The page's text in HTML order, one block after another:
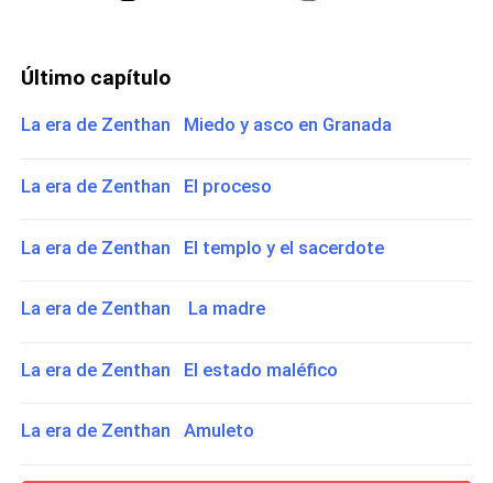
Último capítulo
La era de Zenthan Miedo y asco en Granada
La era de Zenthan El proceso
La era de Zenthan El templo y el sacerdote
La era de Zenthan La madre
La era de Zenthan El estado maléfico
La era de Zenthan Amuleto